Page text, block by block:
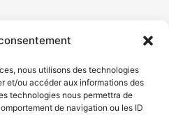
nous utilisons des technologies
et/ou accéder aux informations des
technologies nous permettra de
de navigation ou les ID